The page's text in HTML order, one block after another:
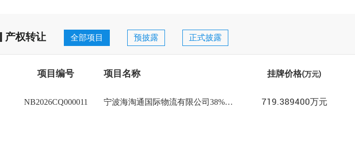
产权转让 全部项目 预披露 正式披露
项目编号 项目名称 挂牌价格(万元)
NB2026CQ000011 宁波海淘通国际物流有限公司38%股权转... 719.389400万元